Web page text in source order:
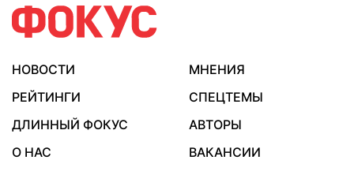
НОВОСТИ
МНЕНИЯ
РЕЙТИНГИ
СПЕЦТЕМЫ
ДЛИННЫЙ ФОКУС
АВТОРЫ
О НАС
ВАКАНСИИ